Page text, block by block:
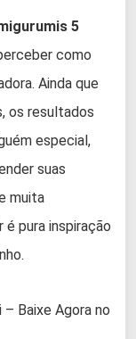
5
como
Ainda que
os resultados
especial,
suas
muita
é pura inspiração
– Baixe Agora no